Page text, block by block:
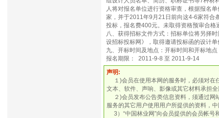
人将对报名单位进行资格审查，根据报名
家，并于2011年9月21日前向这4-6家符合
投标，报名费400元。未取得资格预审合格
八、获得招标文件方式：招标单位将另择
设招标投标网》，取得邀请投标函的设计
九、开标时间及地点：开标时间
报名期限： 2011-9-8 至 2011-9-14
声明:
１)会员在使用本网的服务时，必须对在
文本、软件、声响、影像或其它材料承担
２)会员发布公告类信息资料，须通过网
服务的其它用户使用用户所提供的资料，
3）“中国林业网”向会员提供的会员帐号